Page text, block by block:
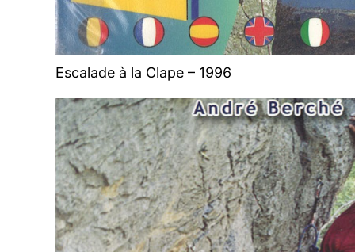
Escalade à la Clape – 1996